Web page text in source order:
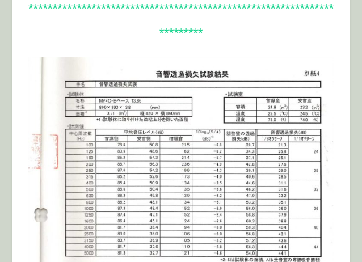
***************************************************************
*********